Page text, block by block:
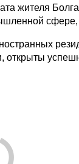
жителя
сфере,
открыты